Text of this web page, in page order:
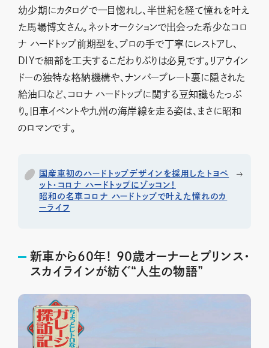
幼少期にカタログで一目惚れし、半世紀を経て憧れを叶え
た馬場博文さん。ネットオークションで出会った希少なコロ
ナ ハードトップ前期型を、プロの手で丁寧にレストアし、
DIYで細部を工夫するこだわりぶりは必見です。リアウイン
ドーの独特な格納機構や、ナンバープレート裏に隠された
給油口など、コロナ ハードトップに関する豆知識もたっぷ
り。旧車イベントや九州の海岸線を走る姿は、まさに昭和
のロマンです。
国産車初のハードトップデザインを採用したトヨペ
ット・コロナ ハードトップにゾッコン！
昭和の名車コロナ ハードトップで叶えた憧れのカ
ーライフ
新車から60年！ 90歳オーナーとプリンス・
スカイラインが紡ぐ“人生の物語”